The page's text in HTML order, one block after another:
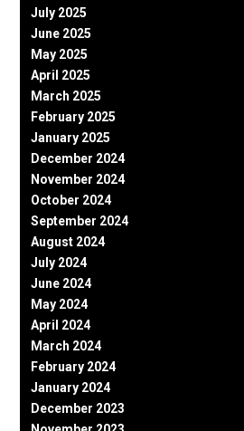
July 2025
June 2025
May 2025
April 2025
March 2025
February 2025
January 2025
December 2024
November 2024
October 2024
September 2024
August 2024
July 2024
June 2024
May 2024
April 2024
March 2024
February 2024
January 2024
December 2023